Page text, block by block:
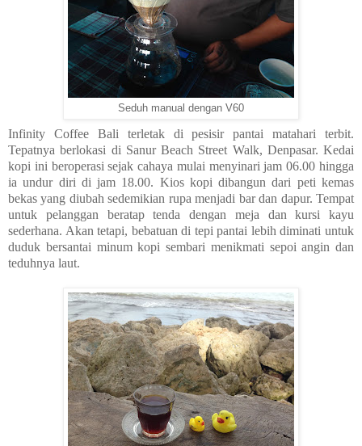
Seduh manual dengan V60
Infinity Coffee Bali terletak di pesisir pantai matahari terbit.
Tepatnya berlokasi di Sanur Beach Street Walk, Denpasar. Kedai
kopi ini beroperasi sejak cahaya mulai menyinari jam 06.00 hingga
ia undur diri di jam 18.00. Kios kopi dibangun dari peti kemas
bekas yang diubah sedemikian rupa menjadi bar dan dapur. Tempat
untuk pelanggan beratap tenda dengan meja dan kursi kayu
sederhana. Akan tetapi, bebatuan di tepi pantai lebih diminati untuk
duduk bersantai minum kopi sembari menikmati sepoi angin dan
teduhnya laut.